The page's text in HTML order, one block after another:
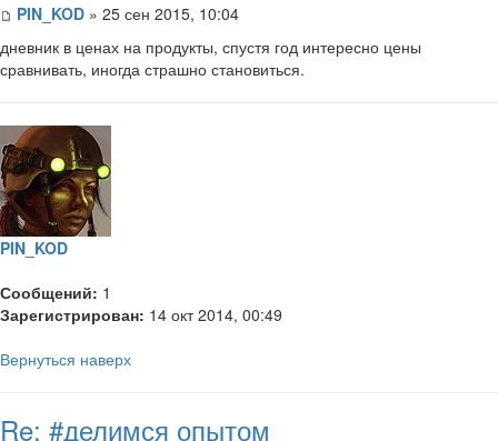
PIN_KOD » 25 сен 2015, 10:04
дневник в ценах на продукты, спустя год интересно цены
сравнивать, иногда страшно становиться.
PIN_KOD
Сообщений: 1
Зарегистрирован: 14 окт 2014, 00:49
Вернуться наверх
Re: #делимся опытом